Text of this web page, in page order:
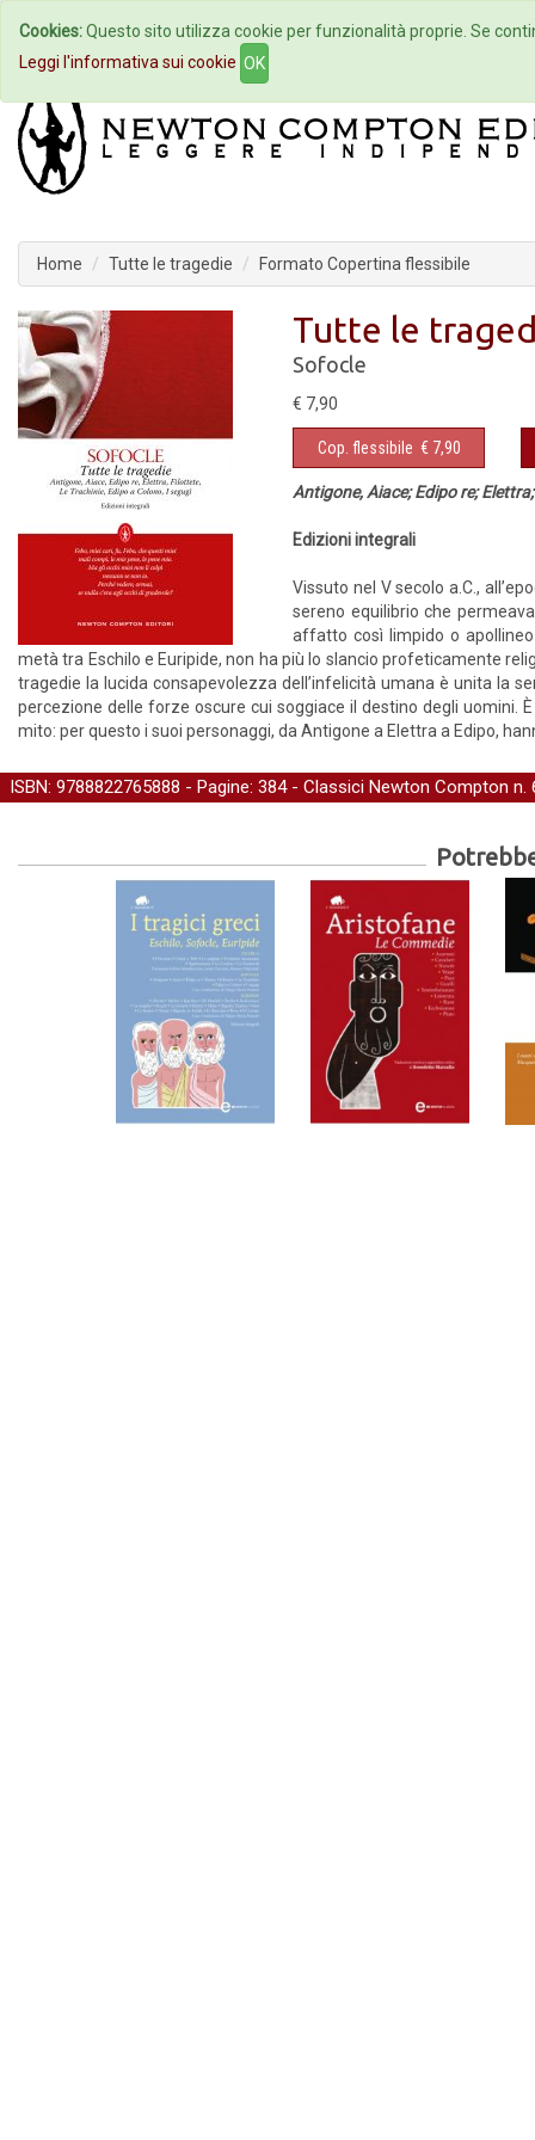
Home Autori Eventi
Home Tutte le tragedie Formato Copertina flessibile
Tutte le
Sofocle
€ 7,90
Cop. flessibile € 7,90
Antigone, Aiace; Edipo re;
Edizioni integrali
Vissuto nel V secolo a.C.,
sereno equilibrio che
affatto così limpido o
metà tra Eschilo e Euripide, non ha più lo slancio profeticamente
tragedie la lucida consapevolezza dell’infelicità umana è unita la
percezione delle forze oscure cui soggiace il destino degli
mito: per questo i suoi personaggi, da Antigone a Elettra a Edipo,
ISBN: 9788822765888 - Pagine: 384 - Classici Newton Compton n.
Cookies:Questo sito utilizza cookie per funzionalità proprie. Se
Leggi l'informativa sui cookie OK